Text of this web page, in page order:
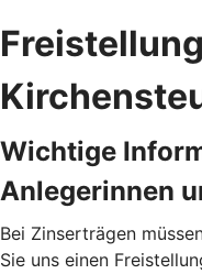
Wichtige
Anlegerinnen
Bei Zinserträgen
Sie uns einen